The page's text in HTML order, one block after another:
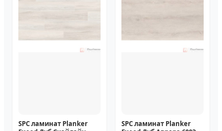
SPC ламинат Planker
SPC ламинат Planker